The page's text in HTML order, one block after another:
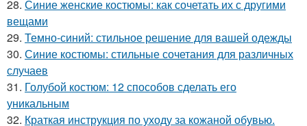
28. Синие женские костюмы: как сочетать их с другими
вещами
29. Темно-синий: стильное решение для вашей одежды
30. Синие костюмы: стильные сочетания для различных
случаев
31. Голубой костюм: 12 способов сделать его
уникальным
32. Краткая инструкция по уходу за кожаной обувью.